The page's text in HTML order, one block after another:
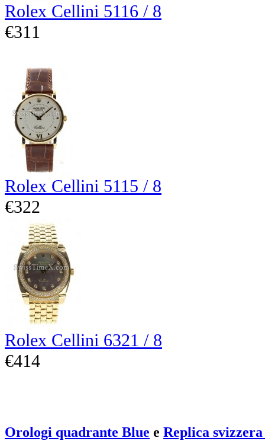
Rolex Cellini 5116 / 8
€311
Rolex Cellini 5115 / 8
€322
Rolex Cellini 6321 / 8
€414
Orologi quadrante Blue e Replica